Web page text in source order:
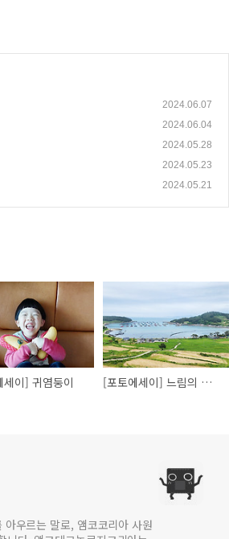
2024.06.07
2024.06.04
2024.05.28
2024.05.23
2024.05.21
세이] 귀염둥이 [포토에세이] 느림의 미학, 청산도
우르는 말로, 앰코코리아 사원